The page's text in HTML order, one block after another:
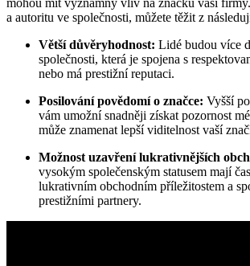
mohou mít významný vliv na značku vaší
a autoritu ve společnosti, můžete těžit z
Větší důvěryhodnost: Lidé budou více
společnosti, která je spojena s
nebo má prestižní reputaci.
Posilování povědomí o značce: Vyšší
vám umožní snadněji získat pozornost
může znamenat lepší viditelnost vaší
Možnost uzavření lukrativnějších
vysokým společenským statusem mají
lukrativním obchodním příležitostem a
prestižními partnery.